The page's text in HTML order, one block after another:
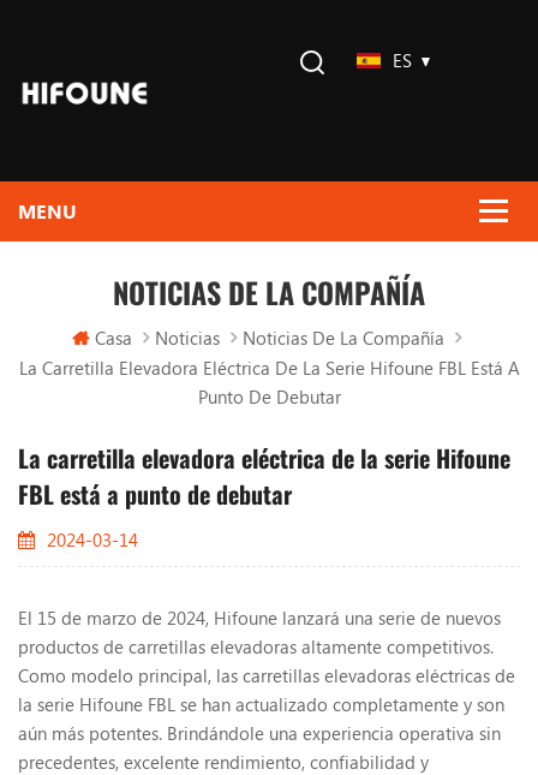
ES
NOTICIAS DE LA COMPAÑÍA
Casa Noticias
Noticias De La Compañía
La Carretilla Elevadora Eléctrica De La Serie Hifoune FBL Está A
Punto De Debutar
La carretilla elevadora eléctrica de la serie Hifoune
FBL está a punto de debutar
2024-03-14
El 15 de marzo de 2024, Hifoune lanzará una serie de nuevos
productos de carretillas elevadoras altamente competitivos.
Como modelo principal, las carretillas elevadoras eléctricas de
la serie Hifoune FBL se han actualizado completamente y son
aún más potentes. Brindándole una experiencia operativa sin
precedentes, excelente rendimiento, confiabilidad y